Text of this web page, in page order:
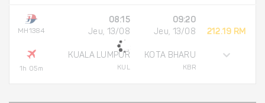
MH1384
1h 05m
08:15
Jeu, 13/08
KUALA LUMPUR
KUL
09:20
Jeu, 13/08
KOTA BHARU
KBR
212.19 RM